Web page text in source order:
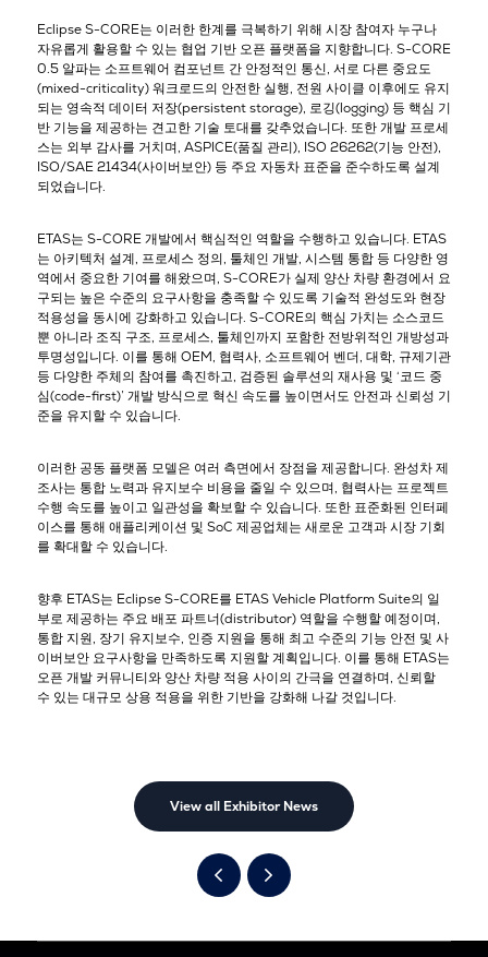
Eclipse S-CORE는 이러한 한계를 극복하기 위해 시장 참여자 누구나
자유롭게 활용할 수 있는 협업 기반 오픈 플랫폼을 지향합니다. S-CORE
0.5 알파는 소프트웨어 컴포넌트 간 안정적인 통신, 서로 다른 중요도
(mixed-criticality) 워크로드의 안전한 실행, 전원 사이클 이후에도 유지
되는 영속적 데이터 저장(persistent storage), 로깅(logging) 등 핵심 기
반 기능을 제공하는 견고한 기술 토대를 갖추었습니다. 또한 개발 프로세
스는 외부 감사를 거치며, ASPICE(품질 관리), ISO 26262(기능 안전),
ISO/SAE 21434(사이버보안) 등 주요 자동차 표준을 준수하도록 설계
되었습니다.
ETAS는 S-CORE 개발에서 핵심적인 역할을 수행하고 있습니다. ETAS
는 아키텍처 설계, 프로세스 정의, 툴체인 개발, 시스템 통합 등 다양한 영
역에서 중요한 기여를 해왔으며, S-CORE가 실제 양산 차량 환경에서 요
구되는 높은 수준의 요구사항을 충족할 수 있도록 기술적 완성도와 현장
적용성을 동시에 강화하고 있습니다. S-CORE의 핵심 가치는 소스코드
뿐 아니라 조직 구조, 프로세스, 툴체인까지 포함한 전방위적인 개방성과
투명성입니다. 이를 통해 OEM, 협력사, 소프트웨어 벤더, 대학, 규제기관
등 다양한 주체의 참여를 촉진하고, 검증된 솔루션의 재사용 및 ‘코드 중
심(code-first)’ 개발 방식으로 혁신 속도를 높이면서도 안전과 신뢰성 기
준을 유지할 수 있습니다.
이러한 공동 플랫폼 모델은 여러 측면에서 장점을 제공합니다. 완성차 제
조사는 통합 노력과 유지보수 비용을 줄일 수 있으며, 협력사는 프로젝트
수행 속도를 높이고 일관성을 확보할 수 있습니다. 또한 표준화된 인터페
이스를 통해 애플리케이션 및 SoC 제공업체는 새로운 고객과 시장 기회
를 확대할 수 있습니다.
향후 ETAS는 Eclipse S-CORE를 ETAS Vehicle Platform Suite의 일
부로 제공하는 주요 배포 파트너(distributor) 역할을 수행할 예정이며,
통합 지원, 장기 유지보수, 인증 지원을 통해 최고 수준의 기능 안전 및 사
이버보안 요구사항을 만족하도록 지원할 계획입니다. 이를 통해 ETAS는
오픈 개발 커뮤니티와 양산 차량 적용 사이의 간극을 연결하며, 신뢰할
수 있는 대규모 상용 적용을 위한 기반을 강화해 나갈 것입니다.
View all Exhibitor News